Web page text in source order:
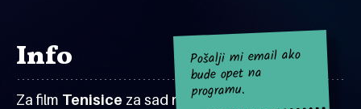
Info
Za film Tenisice za sad nema najavljenih
Pošalji mi email ako
bude opet na
programu.